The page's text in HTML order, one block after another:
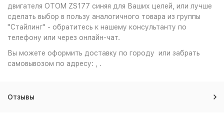
двигателя OTOM ZS177 синяя для Ваших целей, или лучше
сделать выбор в пользу аналогичного товара из группы
"Стайлинг" - обратитесь к нашему консультанту по
телефону или через онлайн-чат.
Вы можете оформить доставку по городу или забрать
самовывозом по адресу: , .
Отзывы